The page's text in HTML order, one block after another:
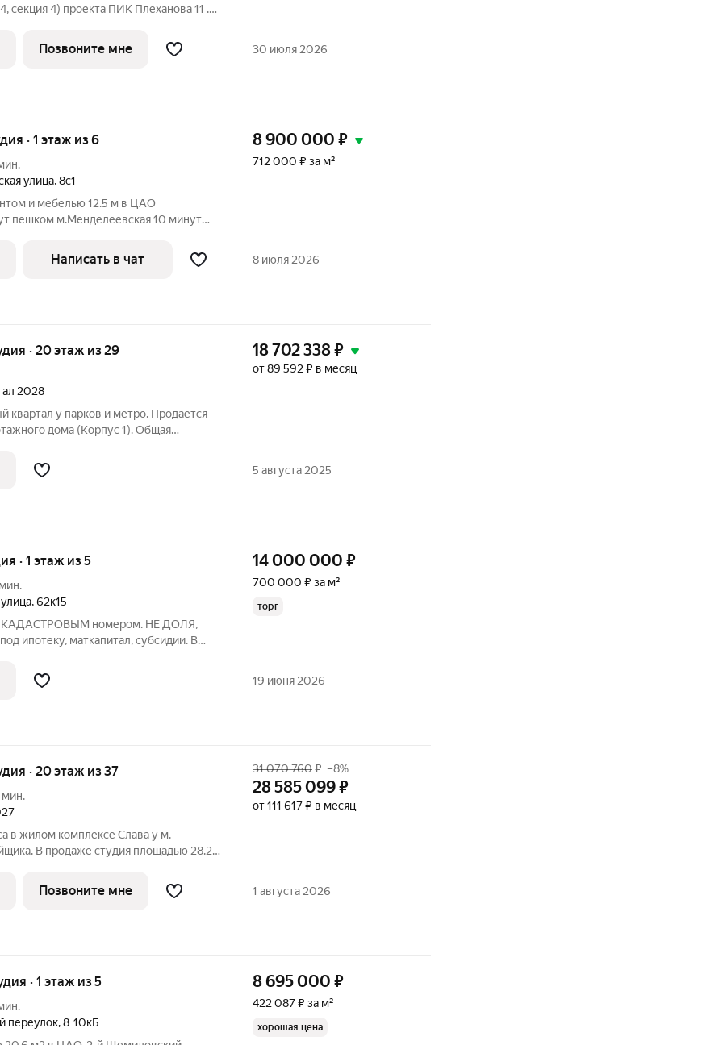
секция 4) проекта ПИК Плеханова 11 .
планировка, большие окна, с отделкой. «Плеханова 11» квартал
Позвоните мне 30 июля 2026
· 1 этаж из 6
улица,8с1
и мебелью 12.5 м в ЦАО
пешком м.Менделеевская 10 минут
(фoто соoтветствует) новая
8 900 000 ₽
712 000 ₽ за м²
Написать в чат 8 июля 2026
· 20 этаж из 29
2028
дома (Корпус 1). Общая
на юго-востоке Москвы, в окружении
18 702 338₽
от 89 592 ₽ в месяц
5 августа 2025
· 1 этаж из 5
,62к15
КАДАСТРОВЫМ номером. НЕ ДОЛЯ,
ипотеку, маткапитал, субсидии. В
зонирование позволяет
14 000 000 ₽
700 000 ₽ за м²
торг
19 июня 2026
· 20 этаж из 37
в жилом комплексе Слава у м.
В продаже студия площадью 28.20
Слава расположен в той части центра,
31 070 760₽ –8%
28 585 099₽
от 111 617 ₽ в месяц
Позвоните мне 1 августа 2026
· 1 этаж из 5
переулок,8-10кБ
8 695 000 ₽
422 087 ₽ за м²
хорошая цена